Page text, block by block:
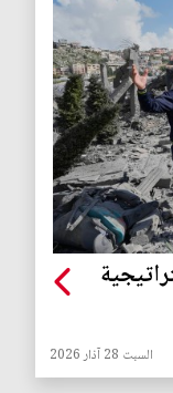
السبت 28 آذار 2026